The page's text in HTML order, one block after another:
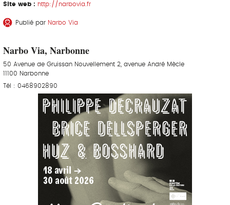
Site web : http://narbovia.fr
Publié par Narbo Via
Narbo Via, Narbonne
50 Avenue de Gruissan Nouvellement 2, avenue André Mècle
11100 Narbonne
Tél : 0468902890